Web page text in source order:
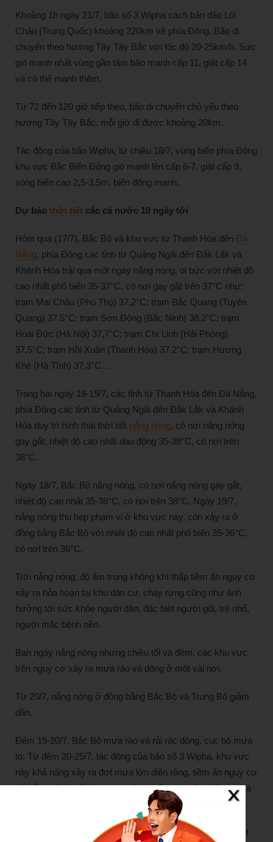
Khoảng 1h ngày 21/7, bão số 3 Wipha cách bán đảo Lôi
Châu (Trung Quốc) khoảng 220km về phía Đông. Bão di
chuyển theo hướng Tây Tây Bắc với tốc độ 20-25km/h. Sức
gió mạnh nhất vùng gần tâm bão mạnh cấp 11, giật cấp 14
và có thể mạnh thêm.
Từ 72 đến 120 giờ tiếp theo, bão di chuyển chủ yếu theo
hướng Tây Tây Bắc, mỗi giờ đi được khoảng 20km.
Tác động của bão Wipha, từ chiều 18/7, vùng biển phía Đông
khu vực Bắc Biển Đông gió mạnh lên cấp 6-7, giật cấp 9,
sóng biển cao 2,5-3,5m, biển động mạnh.
Dự báo thời tiết các cả nước 10 ngày tới
Hôm qua (17/7), Bắc Bộ và khu vực từ Thanh Hóa đến Đà
Nẵng, phía Đông các tỉnh từ Quảng Ngãi đến Đắk Lắk và
Khánh Hòa trải qua một ngày nắng nóng, oi bức với nhiệt độ
cao nhất phổ biến 35-37°C, có nơi gay gắt trên 37°C như:
trạm Mai Châu (Phú Thọ) 37,2°C; trạm Bắc Quang (Tuyên
Quang) 37,5°C; trạm Sơn Động (Bắc Ninh) 38,2°C; trạm
Hoài Đức (Hà Nội) 37,7°C; trạm Chí Linh (Hải Phòng)
37,5°C; trạm Hồi Xuân (Thanh Hóa) 37,2°C; trạm Hương
Khê (Hà Tĩnh) 37,3°C…
Trong hai ngày 18-19/7, các tỉnh từ Thanh Hóa đến Đà Nẵng,
phía Đông các tỉnh từ Quảng Ngãi đến Đắk Lắk và Khánh
Hòa duy trì hình thái thời tiết nắng nóng, có nơi nắng nóng
gay gắt, nhiệt độ cao nhất dao động 35-38°C, có nơi trên
38°C.
Ngày 18/7, Bắc Bộ nắng nóng, có nơi nắng nóng gay gắt,
nhiệt độ cao nhất 35-38°C, có nơi trên 38°C. Ngày 19/7,
nắng nóng thu hẹp phạm vi ở khu vực này, còn xảy ra ở
đồng bằng Bắc Bộ với nhiệt độ cao nhất phổ biến 35-36°C,
có nơi trên 36°C.
Trời nắng nóng, độ ẩm trong không khí thấp tiềm ẩn nguy cơ
xảy ra hỏa hoạn tại khu dân cư, cháy rừng cũng như ảnh
hưởng tới sức khỏe người dân, đặc biệt người già, trẻ nhỏ,
người mắc bệnh nền.
Ban ngày nắng nóng nhưng chiều tối và đêm, các khu vực
trên nguy cơ xảy ra mưa rào và dông ở một vài nơi.
Từ 20/7, nắng nóng ở đồng bằng Bắc Bộ và Trung Bộ giảm
dần.
Đêm 19-20/7, Bắc Bộ mưa rào và rải rác dông, cục bộ mưa
to. Từ đêm 20-25/7, tác động của bão số 3 Wipha, khu vực
này khả năng xảy ra đợt mưa lớn diện rộng, tiềm ẩn nguy cơ
tái diễn ngập lụt ở các vùng trũng thấp, ven sông, lũ quét và
Các tỉnh Thanh Hóa đến Hà Tĩnhcũng có thể xuất hiện đợt